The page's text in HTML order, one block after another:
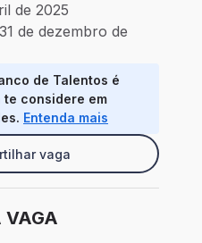
de 2025
de dezembro de
de Talentos é
te considere em
Entenda mais
vaga
VAGA